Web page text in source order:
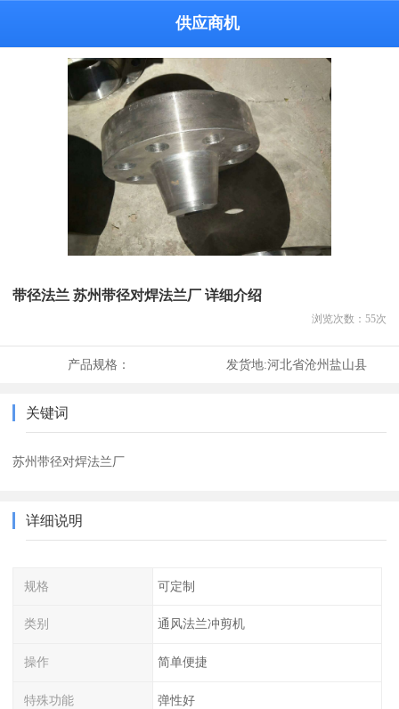
供应商机
带径法兰 苏州带径对焊法兰厂 详细介绍
浏览次数： 55次
产品规格： 发货地:河北省沧州盐山县
关键词
苏州带径对焊法兰厂
详细说明
规格 可定制
类别 通风法兰冲剪机
操作 简单便捷
特殊功能 弹性好